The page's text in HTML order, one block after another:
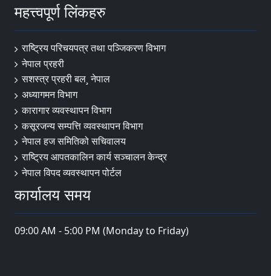
महत्त्वपूर्ण लिंकहरु
राष्ट्रिय परिचयपत्र तथा पञ्‍जिकरण विभाग
नेपाल प्रहरी
सशस्त्र प्रहरी बल¸ नेपाल
अध्यागमन विभाग
कारागार व्यवस्थापन विभाग
कसूरजन्य सम्पत्ति व्यवस्थापन विभाग
नेपाल हज समितिको सचिवालय
राष्ट्रिय आपतकालिन कार्य सञ्चालन केन्द्र
नेपाल विपद व्यवस्थापन पोर्टल
कार्यालय समय
09:00 AM - 5:00 PM (Monday to Friday)